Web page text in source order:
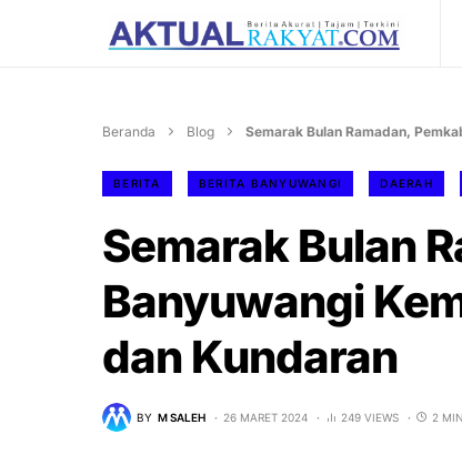
Beranda Blog Semarak Bulan Ramadan,
BERITA BERITA BANYUWANGI DAERAH
Semarak Bulan
Banyuwangi
dan Kundaran
BY M SALEH 26 MARET 2024 249 VIEWS 2